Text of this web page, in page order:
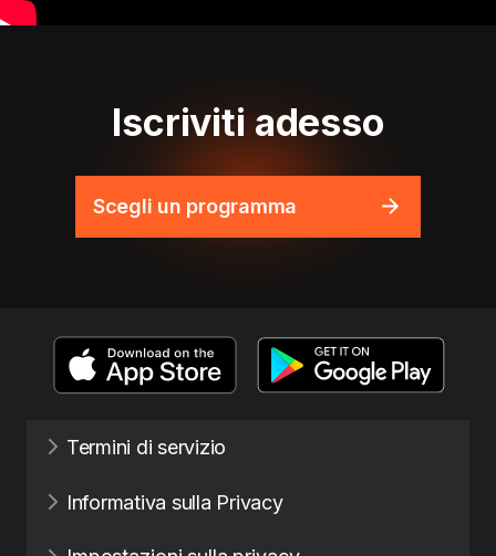
Iscriviti adesso
Scegli un programma
Termini di servizio
Informativa sulla Privacy